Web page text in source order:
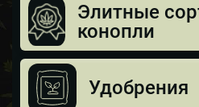
Элитные
конопли
Удобрения